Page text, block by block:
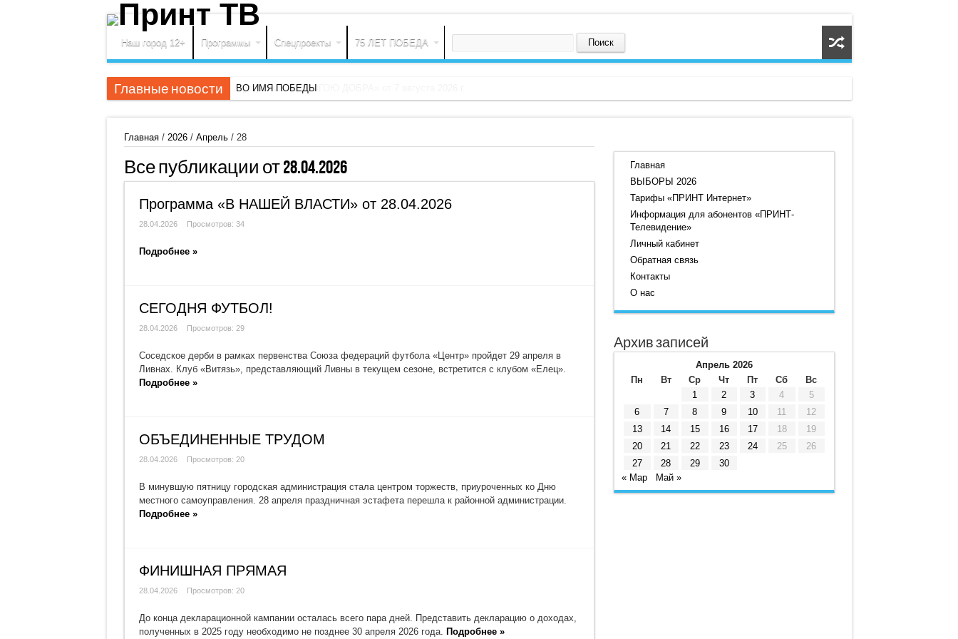
Наш город 12+ Программы Спецпроекты 75 ЛЕТ ПОБЕДА
Главные новости ВО ИМЯ ПОБЕДЫ
Главная/ 2026/ Апрель/ 28
Все публикации от28.04.2026
Программа «В НАШЕЙ ВЛАСТИ» от 28.04.2026
28.04.2026 Просмотров: 34
Подробнее »
СЕГОДНЯ ФУТБОЛ!
28.04.2026 Просмотров: 29
Соседское дерби в рамках первенства Союза федераций футбола «Центр» пройдет 29 апреля в
Ливнах. Клуб «Витязь», представляющий Ливны в текущем сезоне, встретится с клубом «Елец».
Подробнее »
ОБЪЕДИНЕННЫЕ ТРУДОМ
28.04.2026 Просмотров: 20
В минувшую пятницу городская администрация стала центром торжеств, приуроченных ко Дню
местного самоуправления. 28 апреля праздничная эстафета перешла к районной администрации.
Подробнее »
ФИНИШНАЯ ПРЯМАЯ
28.04.2026 Просмотров: 20
До конца декларационной кампании осталась всего пара дней. Представить декларацию о доходах,
полученных в 2025 году необходимо не позднее 30 апреля 2026 года. Подробнее »
Главная
ВЫБОРЫ 2026
Тарифы «ПРИНТ Интернет»
Информация для абонентов «ПРИНТ-
Телевидение»
Личный кабинет
Обратная связь
Контакты
О нас
Архив записей
Апрель 2026
Пн
Вт Ср Чт Пт Сб
Вс
1
2 3 4
5
6
7 8 9 10 11
12
13
14 15 16 17 18
19
20
21 22 23 24 25
26
27
28 29
30
« Мар
Май »